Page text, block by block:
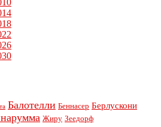
Балотелли Беннасер Берлускони
Жиру Зеедорф